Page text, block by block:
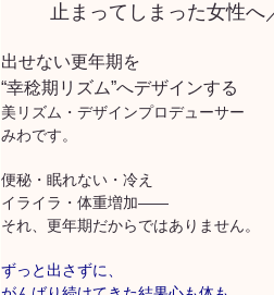
止まってしまった女性へ
出せない更年期を
“幸稔期リズム”へデザインする
美リズム・デザインプロデューサー
みわです。
便秘・眠れない・冷え
イライラ・体重増加——
それ、更年期だからではありません。
ずっと出さずに、